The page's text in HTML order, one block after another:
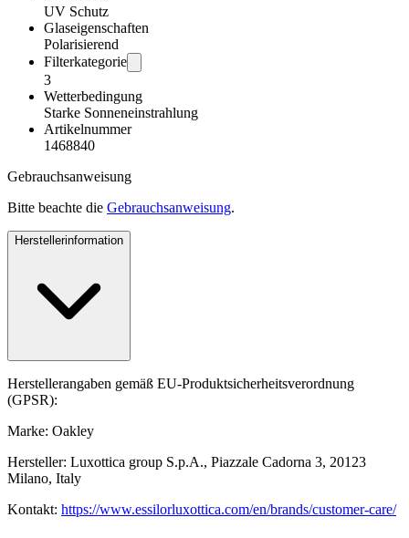
UV Schutz
Glaseigenschaften
Polarisierend
Filterkategorie
3
Wetterbedingung
Starke Sonneneinstrahlung
Artikelnummer
1468840
Gebrauchsanweisung
Bitte beachte die Gebrauchsanweisung.
Herstellerinformation
Herstellerangaben gemäß EU-Produktsicherheitsverordnung
(GPSR):
Marke: Oakley
Hersteller: Luxottica group S.p.A., Piazzale Cadorna 3, 20123
Milano, Italy
Kontakt: https://www.essilorluxottica.com/en/brands/customer-care/